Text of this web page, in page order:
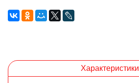
Характеристики